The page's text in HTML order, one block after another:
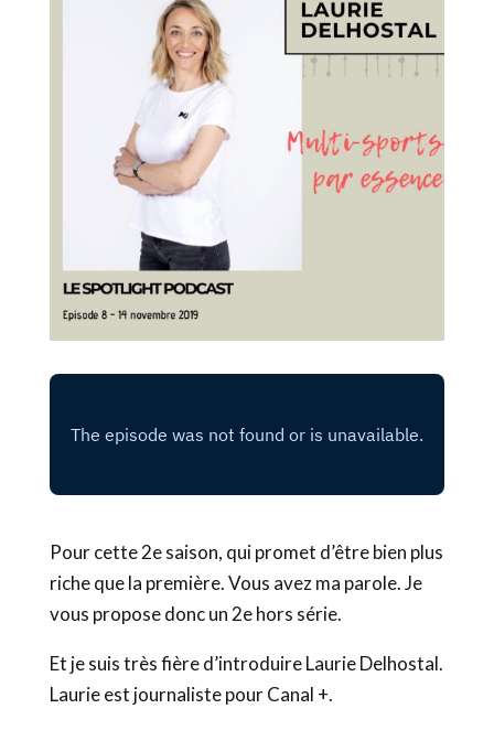
Pour cette 2e saison, qui promet d’être bien plus
riche que la première. Vous avez ma parole. Je
vous propose donc un 2e hors série.
Et je suis très fière d’introduire Laurie Delhostal.
Laurie est journaliste pour Canal +.